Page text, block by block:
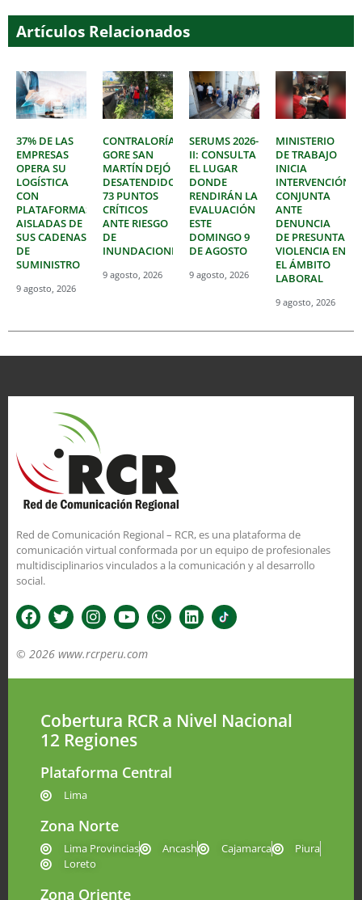
Artículos Relacionados
37% DE LAS
EMPRESAS
OPERA SU
LOGÍSTICA
CON
PLATAFORMAS
AISLADAS DE
SUS CADENAS
DE
SUMINISTRO
9 agosto, 2026
CONTRALORÍA:
GORE SAN
MARTÍN DEJÓ
DESATENDIDOS
73 PUNTOS
CRÍTICOS
ANTE RIESGO
DE
INUNDACIONES
9 agosto, 2026
SERUMS 2026-
II: CONSULTA
EL LUGAR
DONDE
RENDIRÁN LA
EVALUACIÓN
ESTE
DOMINGO 9
DE AGOSTO
9 agosto, 2026
MINISTERIO
DE TRABAJO
INICIA
INTERVENCIÓN
CONJUNTA
ANTE
DENUNCIA
DE PRESUNTA
VIOLENCIA EN
EL ÁMBITO
LABORAL
9 agosto, 2026
Red de Comunicación Regional – RCR, es una plataforma de
comunicación virtual conformada por un equipo de profesionales
multidisciplinarios vinculados a la comunicación y al desarrollo
social.
© 2026 www.rcrperu.com
Cobertura RCR a Nivel Nacional
12 Regiones
Plataforma Central
Lima
Zona Norte
Lima Provincias Ancash Cajamarca
Piura
Loreto
Zona Oriente